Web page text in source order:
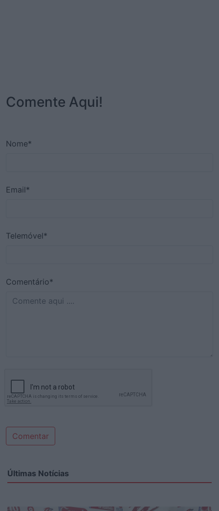
Comente Aqui!
Nome*
Email*
Telemóvel*
Comentário*
Comentar
Últimas Notícias